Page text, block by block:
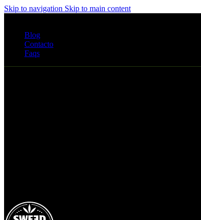
Skip to navigation Skip to main content
Blog
Contacto
Faqs